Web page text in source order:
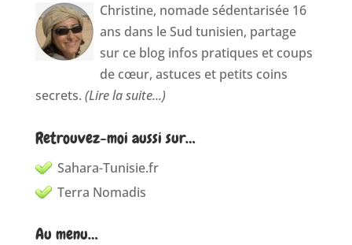
Christine, nomade sédentarisée 16
ans dans le Sud tunisien, partage
sur ce blog infos pratiques et coups
de cœur, astuces et petits coins
secrets. (Lire la suite...)
Retrouvez-moi aussi sur…
Sahara-Tunisie.fr
Terra Nomadis
Au menu…